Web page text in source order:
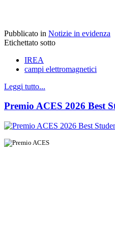
Pubblicato in Notizie in evidenza
Etichettato sotto
IREA
campi elettromagnetici
Leggi tutto...
Premio ACES 2026 Best